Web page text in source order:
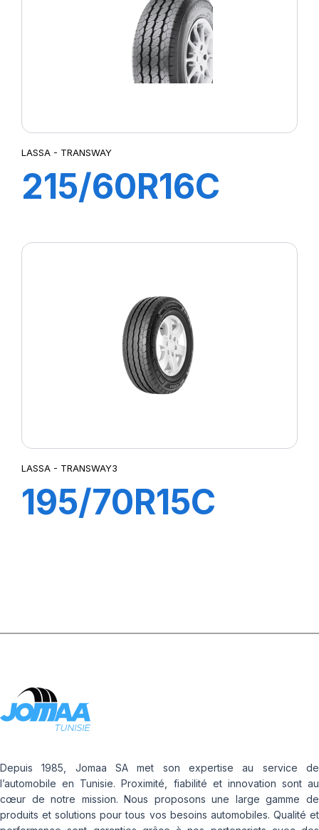
LASSA - TRANSWAY
215/60R16C
LASSA - TRANSWAY3
195/70R15C
Depuis 1985, Jomaa SA met son expertise au service de
l’automobile en Tunisie. Proximité, fiabilité et innovation sont au
cœur de notre mission. Nous proposons une large gamme de
produits et solutions pour tous vos besoins automobiles. Qualité et